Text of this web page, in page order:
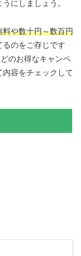
にしましょう。
料や数十円～数百円
るのをご存じです
のお得なキャンペ
容をチェックして